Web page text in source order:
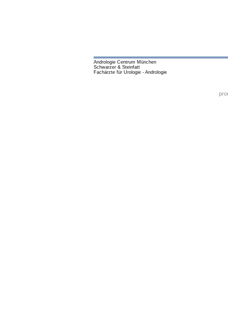
Andrologie Centrum München
Schwarzer & Steinfatt
Fachärzte für Urologie - Andrologie